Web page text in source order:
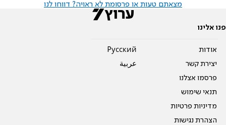
מצאתם טעות או פרסומת לא ראויה? דווחו לנו
פנו אלינו
אודות
יצירת קשר
פרסמו אצלנו
תנאי שימוש
מדיניות פרטיות
הצהרת נגישות
Pусский
عربية